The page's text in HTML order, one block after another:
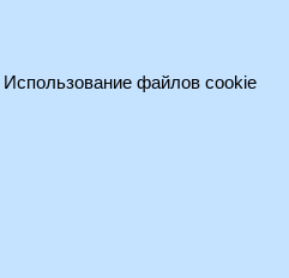
Использование файлов cookie